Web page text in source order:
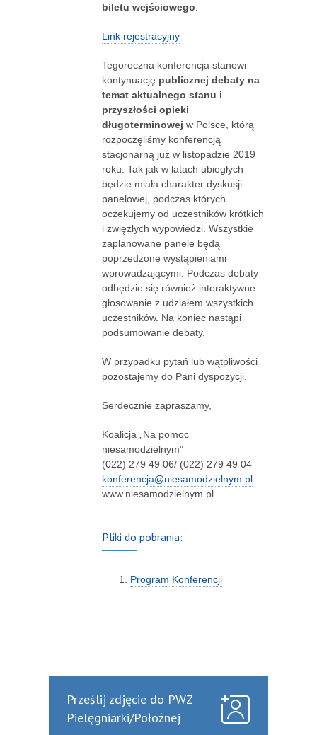
biletu wejściowego
Link rejestracyjny
Tegoroczna konferencja stanowi
kontynuację publicznej debaty na
temat aktualnego stanu i
przyszłości opieki
długoterminowej w Polsce, którą
rozpoczęliśmy konferencją
stacjonarną już w listopadzie 2019
roku. Tak jak w latach ubiegłych
będzie miała charakter dyskusji
panelowej, podczas których
oczekujemy od uczestników krótkich
i zwięzłych wypowiedzi. Wszystkie
zaplanowane panele będą
poprzedzone wystąpieniami
wprowadzającymi. Podczas debaty
odbędzie się również interaktywne
głosowanie z udziałem wszystkich
uczestników. Na koniec nastąpi
podsumowanie debaty.
W przypadku pytań lub wątpliwości
pozostajemy do Pani dyspozycji.
Serdecznie zapraszamy,
Koalicja „Na pomoc
niesamodzielnym”
(022) 279 49 06/ (022) 279 49 04
konferencja@niesamodzielnym.pl
www.niesamodzielnym.pl
Pliki do pobrania:
Program Konferencji
Prześlij zdjęcie do PWZ
Pielęgniarki/Położnej